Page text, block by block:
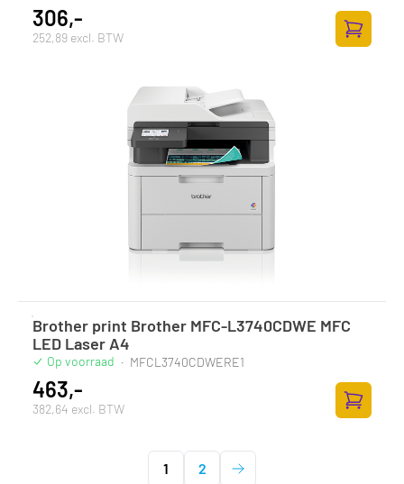
306,-
252,89 excl. BTW
Zum
Brother print Brother MFC-L3740CDWE MFC
LED Laser A4
Op voorraad · MFCL3740CDWERE1
463,-
382,64 excl. BTW
Zum
1 2